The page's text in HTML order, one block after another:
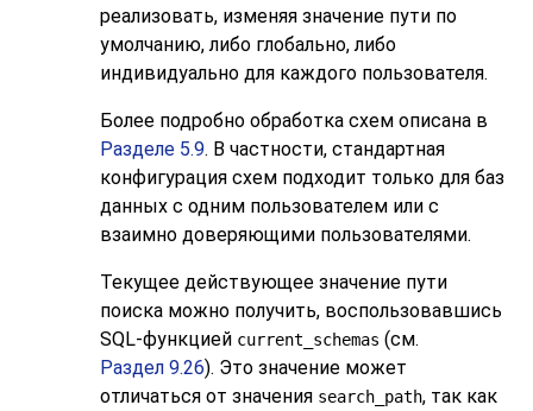
реализовать, изменяя значение пути по
умолчанию, либо глобально, либо
индивидуально для каждого пользователя.
Более подробно обработка схем описана в
Разделе 5.9. В частности, стандартная
конфигурация схем подходит только для баз
данных с одним пользователем или с
взаимно доверяющими пользователями.
Текущее действующее значение пути
поиска можно получить, воспользовавшись
SQL-функцией current_schemas (см.
Раздел 9.26). Это значение может
отличаться от значения search_path, так как